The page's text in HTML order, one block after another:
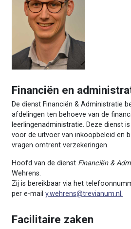
Financiën en
De dienst Financiën & Administratie
afdelingen ten behoeve van de
leerlingenadministratie. Deze dienst
voor de uitvoer van inkoopbeleid en
vragen omtrent verzekeringen.
Hoofd van de dienst Financiën &
Wehrens.
Zij is bereikbaar via het
per e-mail y.wehrens@trevianum.nl.
Facilitaire zaken